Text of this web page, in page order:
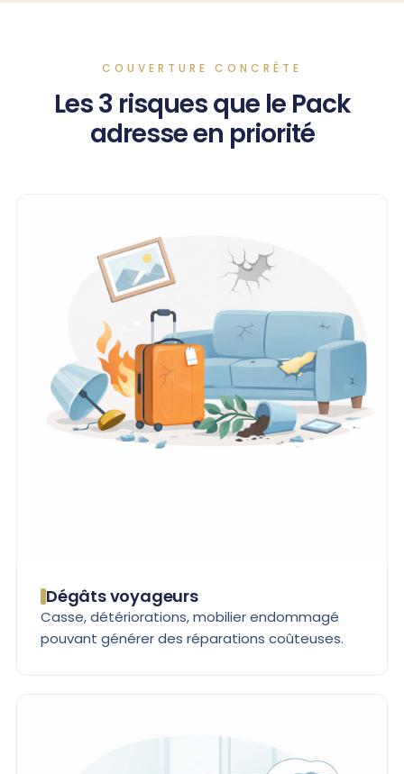
COUVERTURE CONCRÈTE
Les 3 risques que le Pack
adresse en priorité
Dégâts voyageurs
Casse, détériorations, mobilier endommagé
pouvant générer des réparations coûteuses.